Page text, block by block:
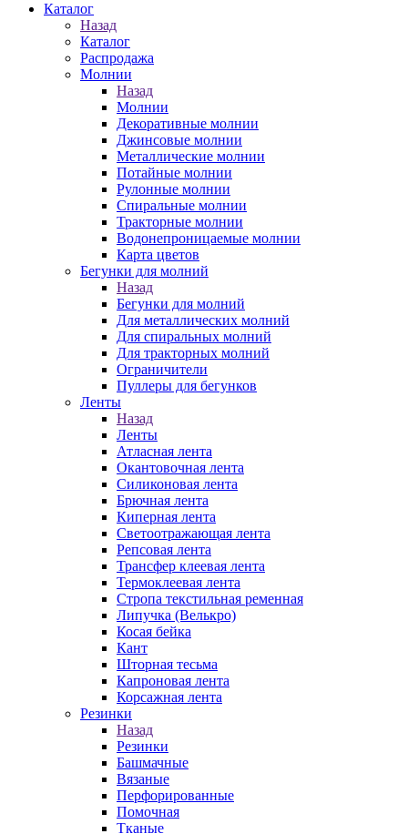
Каталог
Назад
Каталог
Распродажа
Молнии
Назад
Молнии
Декоративные молнии
Джинсовые молнии
Металлические молнии
Потайные молнии
Рулонные молнии
Спиральные молнии
Тракторные молнии
Водонепроницаемые молнии
Карта цветов
Бегунки для молний
Назад
Бегунки для молний
Для металлических молний
Для спиральных молний
Для тракторных молний
Ограничители
Пуллеры для бегунков
Ленты
Назад
Ленты
Атласная лента
Окантовочная лента
Силиконовая лента
Брючная лента
Киперная лента
Светоотражающая лента
Репсовая лента
Трансфер клеевая лента
Термоклеевая лента
Стропа текстильная ременная
Липучка (Велькро)
Косая бейка
Кант
Шторная тесьма
Капроновая лента
Корсажная лента
Резинки
Назад
Резинки
Башмачные
Вязаные
Перфорированные
Помочная
Тканые